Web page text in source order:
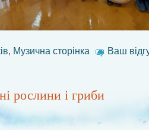
, Музична сторінка Ваш
рослини і гриби